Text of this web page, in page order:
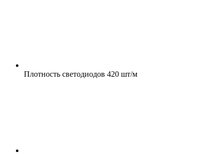
Плотность светодиодов 420 шт/м